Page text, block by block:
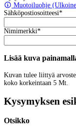
Muotoiluohje
Sähköpostiosoitteesi*
Nimimerkki*
Lisää kuva
Kuvan tulee liittyä
koko korkeintaan 5 Mt.
Kysymyksen
Otsikko